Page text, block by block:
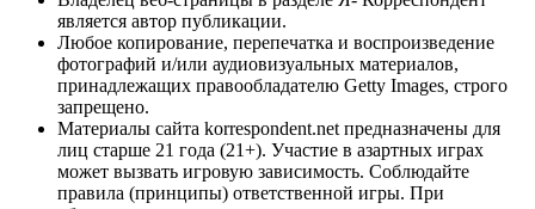
является автор публикации.
Любое копирование, перепечатка и воспроизведение
фотографий и/или аудиовизуальных материалов,
принадлежащих правообладателю Getty Images, строго
запрещено.
Материалы сайта korrespondent.net предназначены для
лиц старше 21 года (21+). Участие в азартных играх
может вызвать игровую зависимость. Соблюдайте
правила (принципы) ответственной игры. При